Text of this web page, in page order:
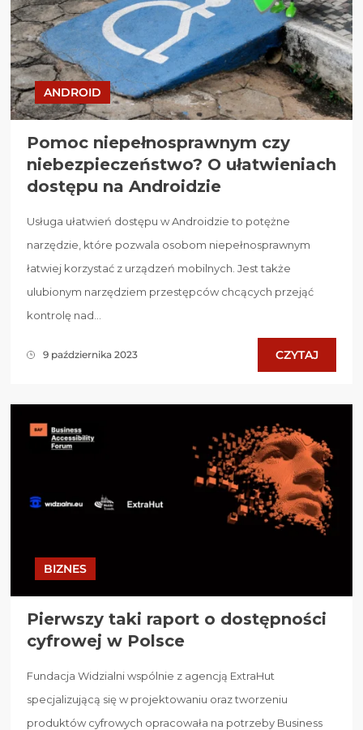
ANDROID
Pomoc niepełnosprawnym czy
niebezpieczeństwo? O ułatwieniach
dostępu na Androidzie
Usługa ułatwień dostępu w Androidzie to potężne
narzędzie, które pozwala osobom niepełnosprawnym
łatwiej korzystać z urządzeń mobilnych. Jest także
ulubionym narzędziem przestępców chcących przejąć
kontrolę nad...
9 października 2023 CZYTAJ
BIZNES
Pierwszy taki raport o dostępności
cyfrowej w Polsce
Fundacja Widzialni wspólnie z agencją ExtraHut
specjalizującą się w projektowaniu oraz tworzeniu
produktów cyfrowych opracowała na potrzeby Business